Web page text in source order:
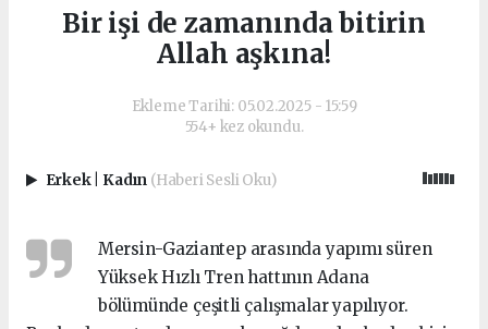
Bir işi de zamanında bitirin
Allah aşkına!
Ekleme Tarihi: 05.02.2025 - 15:59
554+ kez okundu.
Erkek Kadın (Haberi Sesli Oku)
Mersin-Gaziantep arasında yapımı süren
Yüksek Hızlı Tren hattının Adana
bölümünde çeşitli çalışmalar yapılıyor.